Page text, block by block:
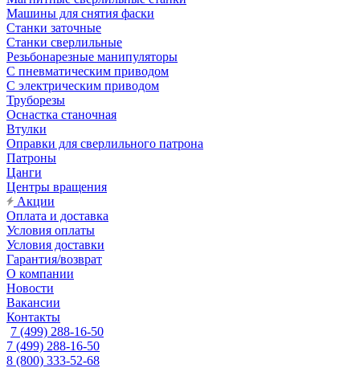
Машины для снятия фаски
Станки заточные
Станки сверлильные
Резьбонарезные манипуляторы
С пневматическим приводом
С электрическим приводом
Труборезы
Оснастка станочная
Втулки
Оправки для сверлильного патрона
Патроны
Цанги
Центры вращения
Акции
Оплата и доставка
Условия оплаты
Условия доставки
Гарантия/возврат
О компании
Новости
Вакансии
Контакты
7 (499) 288-16-50
7 (499) 288-16-50
8 (800) 333-52-68